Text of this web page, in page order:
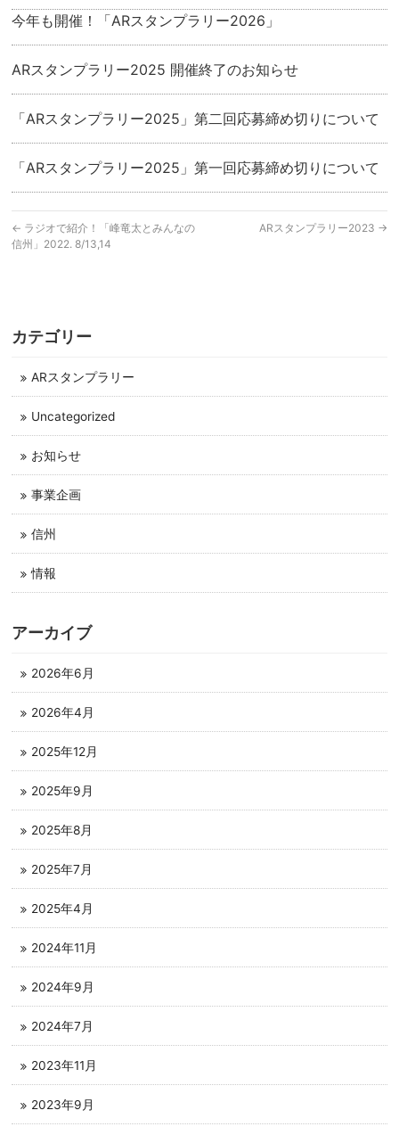
今年も開催！「ARスタンプラリー2026」
ARスタンプラリー2025 開催終了のお知らせ
「ARスタンプラリー2025」第二回応募締め切りについて
「ARスタンプラリー2025」第一回応募締め切りについて
← ラジオで紹介！「峰竜太とみんなの
信州」2022. 8/13,14
ARスタンプラリー2023 →
カテゴリー
ARスタンプラリー
Uncategorized
お知らせ
事業企画
信州
情報
アーカイブ
2026年6月
2026年4月
2025年12月
2025年9月
2025年8月
2025年7月
2025年4月
2024年11月
2024年9月
2024年7月
2023年11月
2023年9月